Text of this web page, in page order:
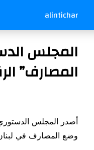
alintichar
المجلس
المصارف” الرقم
وضع المصارف في